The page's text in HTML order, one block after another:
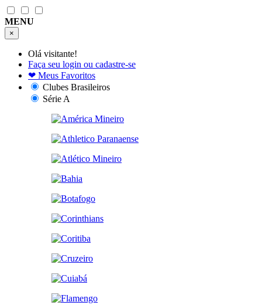
MENU
×
Olá visitante!
Faça seu login ou cadastre-se
❤ Meus Favoritos
Clubes Brasileiros
Série A